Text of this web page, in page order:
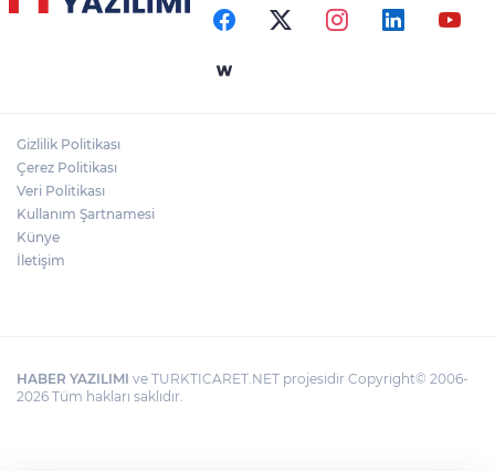
Gizlilik Politikası
Çerez Politikası
Veri Politikası
Kullanım Şartnamesi
Künye
İletişim
HABER YAZILIMI ve TURKTICARET.NET projesidir Copyright© 2006-
2026 Tüm hakları saklıdır.